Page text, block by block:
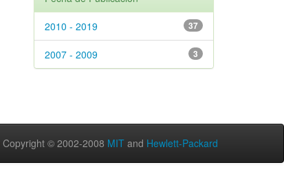
37
2010 - 2019
3
2007 - 2009
Copyright © 2002-2008 MIT and Hewlett-Packard